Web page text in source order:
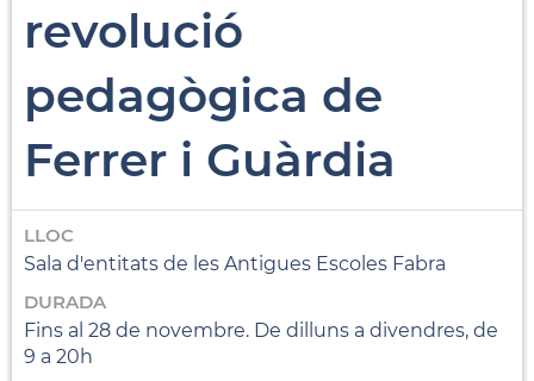
revolució
pedagògica de
Ferrer i Guàrdia
LLOC
Sala d'entitats de les Antigues Escoles Fabra
DURADA
Fins al 28 de novembre. De dilluns a divendres, de
9 a 20h